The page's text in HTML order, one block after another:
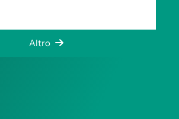
Altro